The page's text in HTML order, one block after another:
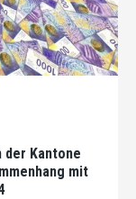
der Kantone
mit